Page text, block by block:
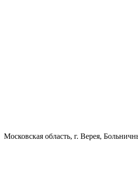
Московская область, г. Верея,